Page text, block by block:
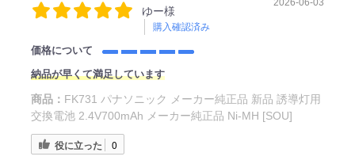
ゆー様
購入確認済み
価格について
納品が早くて満足しています
商品： FK731 パナソニック メーカー純正品 新品 誘導灯用
交換電池 2.4V700mAh メーカー純正品 Ni-MH [SOU]
役に立った 0